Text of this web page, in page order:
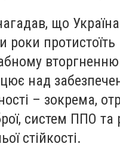
що
роки протистоїть
вторгненню
над
– зокрема,
систем ППО та
стійкості.